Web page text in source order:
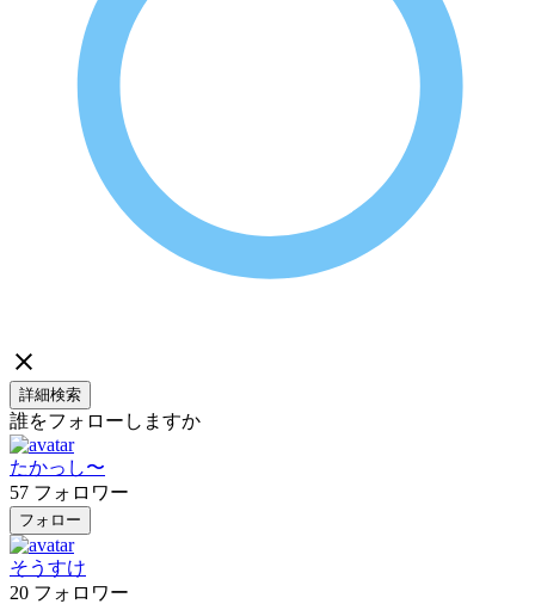
詳細検索
誰をフォローしますか
たかっし〜
57 フォロワー
フォロー
そうすけ
20 フォロワー